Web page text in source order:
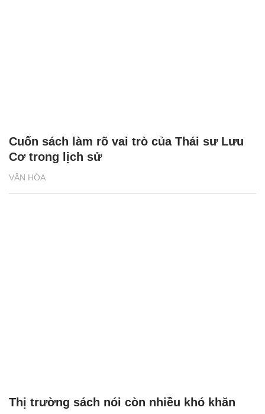
VĂN HÓA
Cuốn sách làm rõ vai trò của Thái sư Lưu
Cơ trong lịch sử
Thị trường sách nói còn nhiều khó khăn